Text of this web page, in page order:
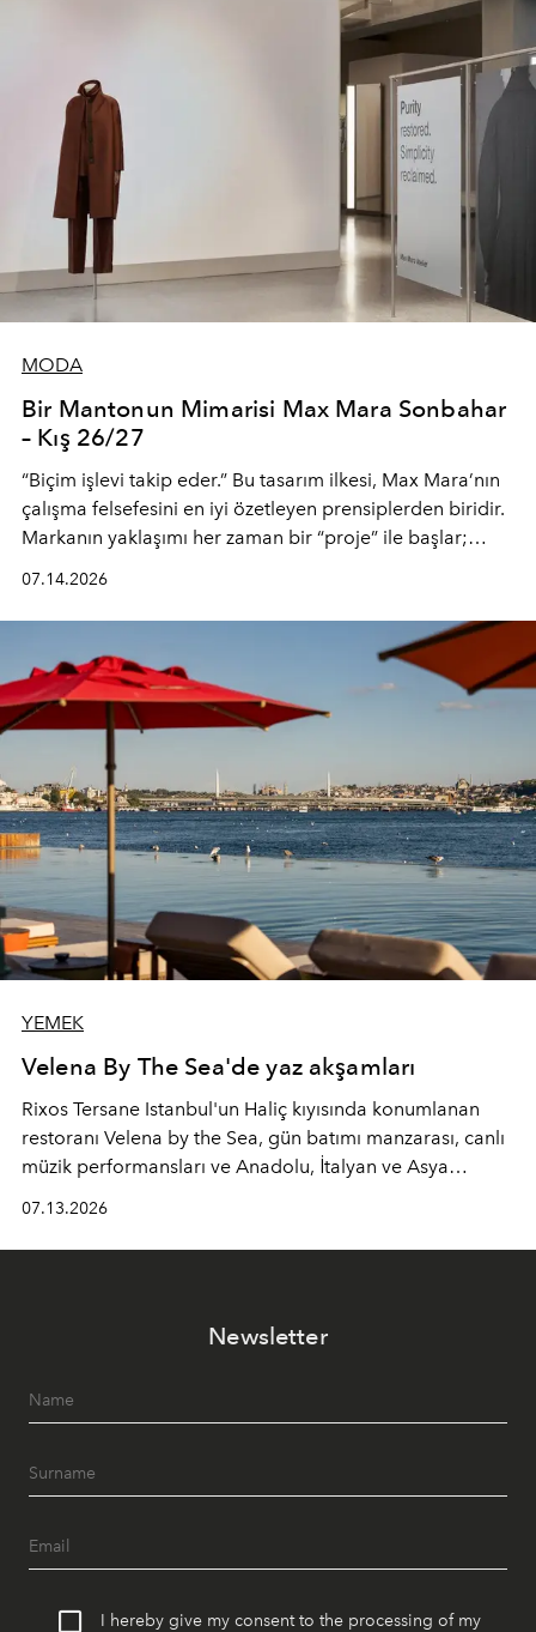
MODA
Bir Mantonun Mimarisi Max Mara Sonbahar
– Kış 26/27
“Biçim işlevi takip eder.” Bu tasarım ilkesi, Max Mara’nın
çalışma felsefesini en iyi özetleyen prensiplerden biridir.
Markanın yaklaşımı her zaman bir “proje” ile başlar;
(savoir-faire) buluşan parçalara dönüştürmek.
07.14.2026
YEMEK
Velena By The Sea'de yaz akşamları
Rixos Tersane Istanbul'un Haliç kıyısında konumlanan
restoranı Velena by the Sea, gün batımı manzarası, canlı
müzik performansları ve Anadolu, İtalyan ve Asya
devam ediyor.
07.13.2026
Newsletter
I hereby give my consent to the processing of my